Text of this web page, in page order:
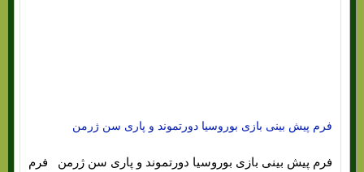
فرم پیش بینی بازی بوروسیا دورتموند و پاری سن ژرمن
فرم پیش بینی بازی بوروسیا دورتموند و پاری سن ژرمن فرم